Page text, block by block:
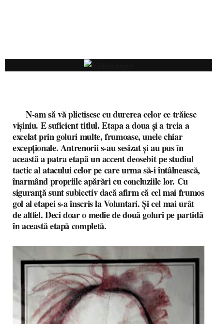
N-am să vă plictisesc cu durerea celor ce trăiesc
vișiniu. E suficient titlul. Etapa a doua și a treia a
excelat prin goluri multe, frumoase, unele chiar
excepționale. Antrenorii s-au sesizat și au pus în
această a patra etapă un accent deosebit pe studiul
tactic al atacului celor pe care urma să-i întâlnească,
înarmând propriile apărări cu concluziile lor. Cu
siguranță sunt subiectiv dacă afirm că cel mai frumos
gol al etapei s-a înscris la Voluntari. Și cel mai urât
de altfel. Deci doar o medie de două goluri pe partidă
în această etapă completă.